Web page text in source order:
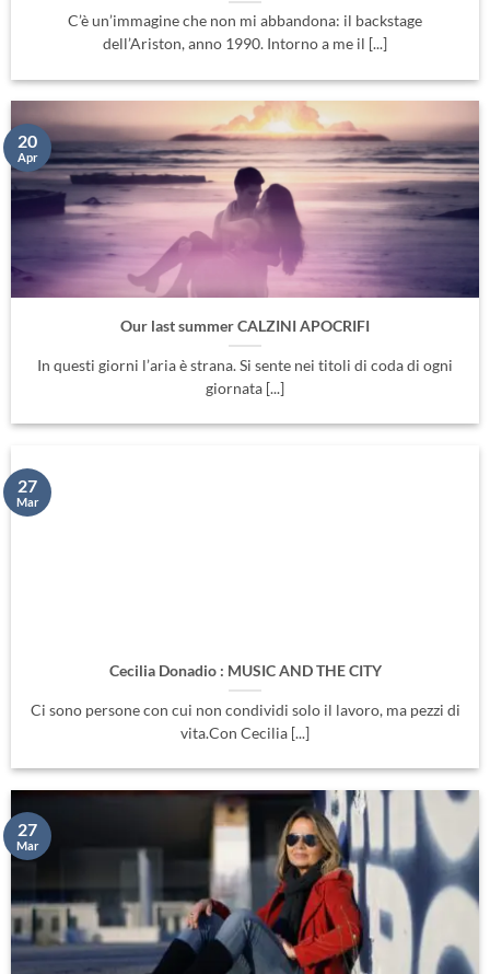
Our last summer CALZINI APOCRIFI
giornata [...]
20
Apr
vita.Con Cecilia [...]
27
Cecilia Please don’t Go
27
Mar